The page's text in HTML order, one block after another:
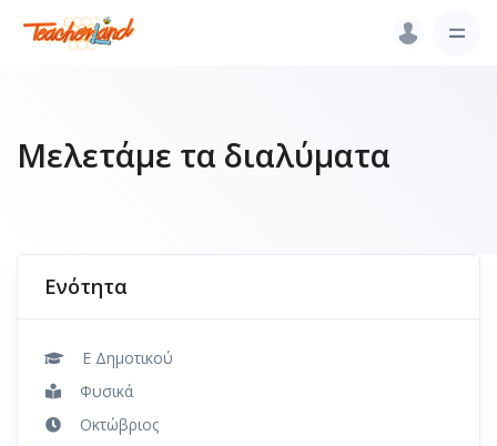
Μελετάμε τα διαλύματα
Ενότητα
Ε Δημοτικού
Φυσικά
Οκτώβριος